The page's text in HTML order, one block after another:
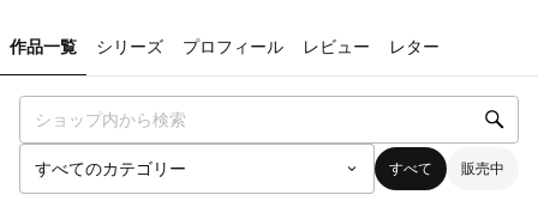
作品一覧 シリーズ プロフィール レビュー レター
すべて 販売中